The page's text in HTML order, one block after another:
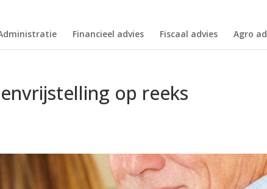
Financieel advies Fiscaal advies Agro
op reeks